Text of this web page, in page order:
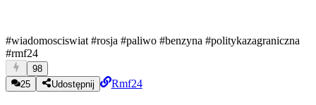
#wiadomosciswiat #rosja #paliwo #benzyna #politykazagraniczna
#rmf24
98
25
Udostępnij Rmf24